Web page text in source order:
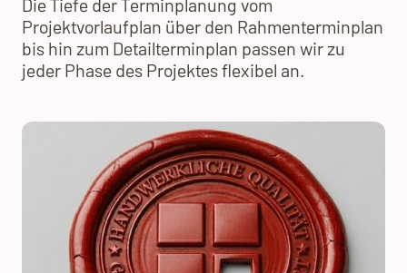
Projektvorlaufplan über den Rahmenterminplan
bis hin zum Detailterminplan passen wir zu
jeder Phase des Projektes flexibel an.